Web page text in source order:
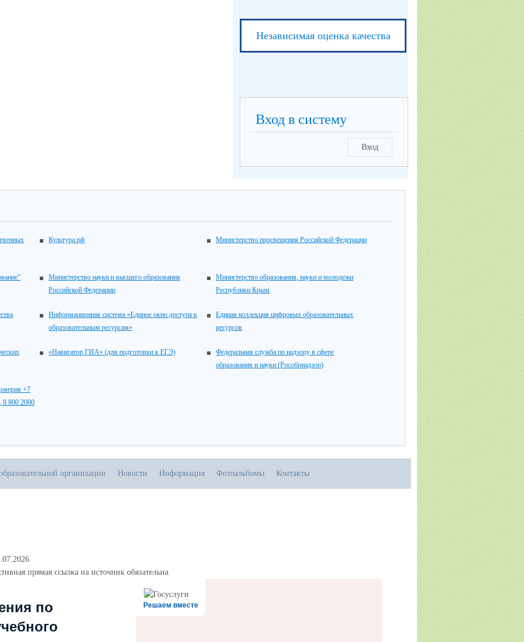
Независимая оценка качества
Вход в систему
Вход
Культура.рф Министерство просвещения Российской Федерации
Министерство науки и высшего образования
Российской Федерации
Министерство образования, науки и молодежи
Республики Крым
Информационная система «Единое окно доступа к
образовательным ресурсам»
Единая коллекция цифровых образовательных
ресурсов
«Навигатор ГИА» (для подготовки к ЕГЭ)
Федеральная служба по надзору в сфере
образования и науки (Рособрнадзор)
+7
8 800 2000
организации Новости Информация Фотоальбомы Контакты
прямая ссылка на источник обязательна
Решаем вместе
по